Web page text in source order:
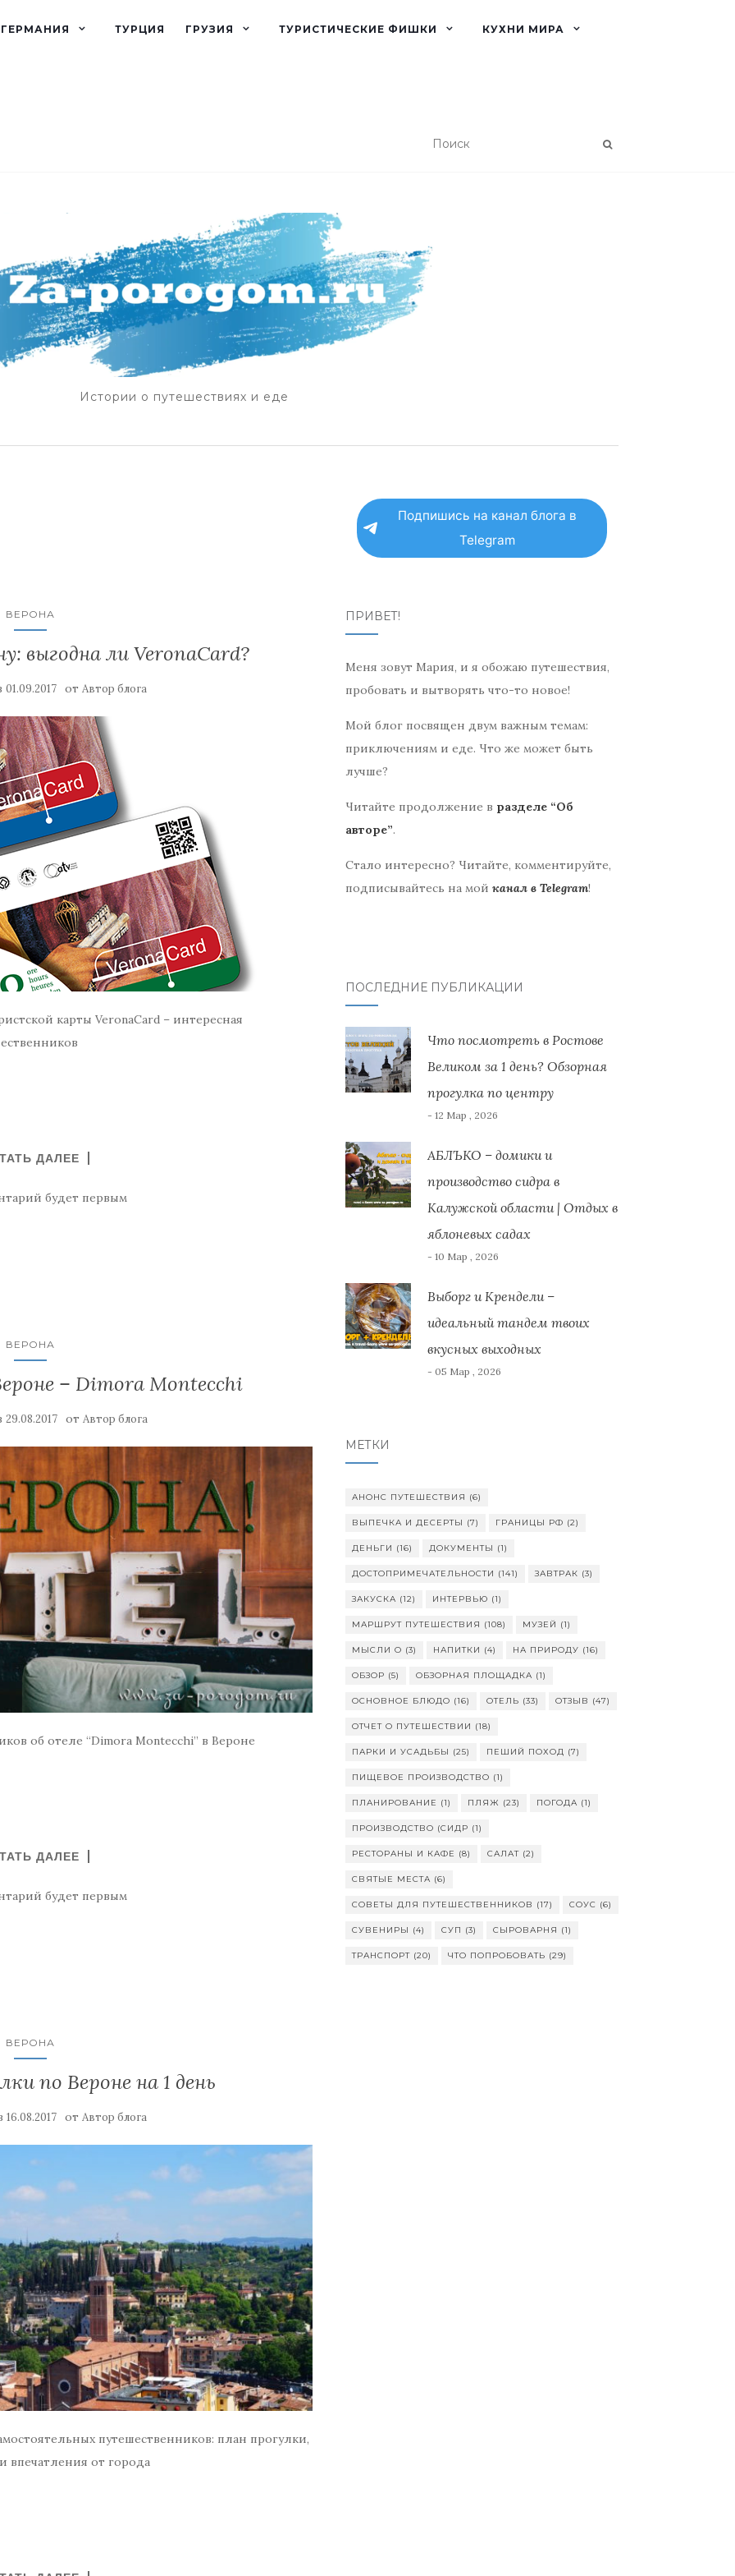
ГЕРМАНИЯ ТУРЦИЯ ГРУЗИЯ ТУРИСТИЧЕСКИЕ ФИШКИ КУХНИ МИРА
Истории о путешествиях и еде
ВЕРОНА
выгодна ли VeronaCard?
01.09.2017 отАвтор блога
карты VeronaCard – интересная
ДАЛЕЕ
будет первым
ВЕРОНА
– Dimora Montecchi
29.08.2017 от Автор блога
об отеле “Dimora Montecchi” в Вероне
ДАЛЕЕ
будет первым
ВЕРОНА
по Вероне на 1 день
16.08.2017 от Автор блога
путешественников: план прогулки,
впечатления от города
Подпишись на канал блога в
Telegram
ПРИВЕТ!
Меня зовут Мария, и я обожаю путешествия,
пробовать и вытворять что-то новое!
Мой блог посвящен двум важным темам:
приключениям и еде. Что же может быть
лучше?
Читайте продолжение в разделе “Об
авторе”.
Стало интересно? Читайте, комментируйте,
подписывайтесь на мой канал в Telegram!
ПОСЛЕДНИЕ ПУБЛИКАЦИИ
Что посмотреть в Ростове
Великом за 1 день? Обзорная
прогулка по центру
- 12 Мар , 2026
АБЛЪКО – домики и
производство сидра в
Калужской области | Отдых в
яблоневых садах
- 10 Мар , 2026
Выборг и Крендели –
идеальный тандем твоих
вкусных выходных
- 05 Мар , 2026
МЕТКИ
АНОНС ПУТЕШЕСТВИЯ (6)
ВЫПЕЧКА И ДЕСЕРТЫ (7) ГРАНИЦЫ РФ (2)
ДЕНЬГИ (16) ДОКУМЕНТЫ (1)
ДОСТОПРИМЕЧАТЕЛЬНОСТИ (141) ЗАВТРАК (3)
ЗАКУСКА (12) ИНТЕРВЬЮ (1)
МАРШРУТ ПУТЕШЕСТВИЯ (108) МУЗЕЙ (1)
МЫСЛИ О (3) НАПИТКИ (4) НА ПРИРОДУ (16)
ОБЗОР (5) ОБЗОРНАЯ ПЛОЩАДКА (1)
ОСНОВНОЕ БЛЮДО (16) ОТЕЛЬ (33) ОТЗЫВ (47)
ОТЧЕТ О ПУТЕШЕСТВИИ (18)
ПАРКИ И УСАДЬБЫ (25) ПЕШИЙ ПОХОД (7)
ПИЩЕВОЕ ПРОИЗВОДСТВО (1)
ПЛАНИРОВАНИЕ (1) ПЛЯЖ (23) ПОГОДА (1)
ПРОИЗВОДСТВО (СИДР (1)
РЕСТОРАНЫ И КАФЕ (8) САЛАТ(2)
СВЯТЫЕ МЕСТА (6)
СОВЕТЫ ДЛЯ ПУТЕШЕСТВЕННИКОВ (17) СОУС (6)
СУВЕНИРЫ (4) СУП (3) СЫРОВАРНЯ (1)
ТРАНСПОРТ(20) ЧТО ПОПРОБОВАТЬ (29)